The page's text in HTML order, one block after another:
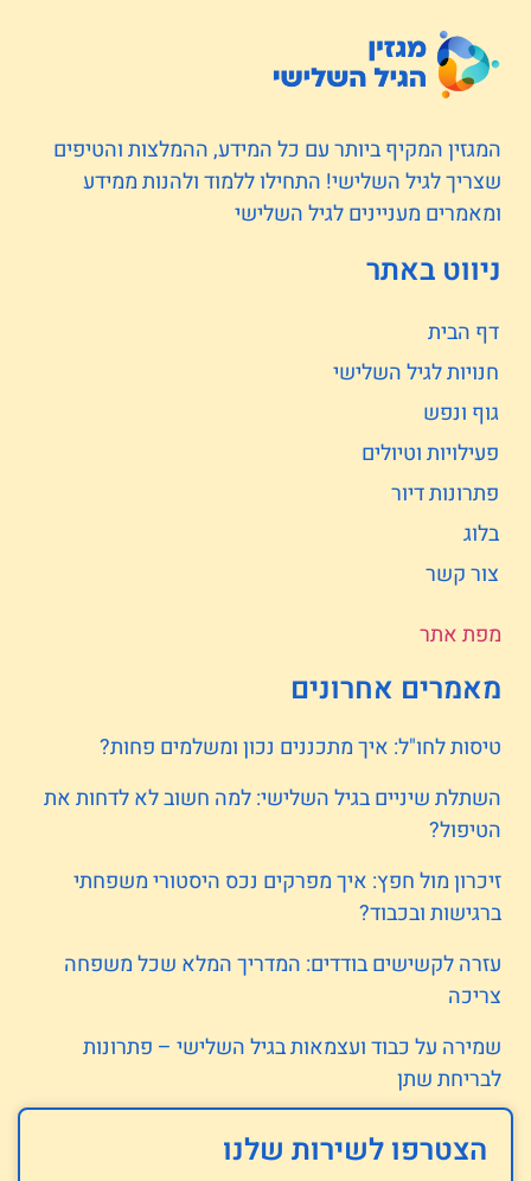
המגזין המקיף ביותר עם כל המידע, ההמלצות והטיפים
שצריך לגיל השלישי! התחילו ללמוד ולהנות ממידע
ומאמרים מעניינים לגיל השלישי
ניווט באתר
דף הבית
חנויות לגיל השלישי
גוף ונפש
פעילויות וטיולים
פתרונות דיור
בלוג
צור קשר
מפת אתר
מאמרים אחרונים
טיסות לחו"ל: איך מתכננים נכון ומשלמים פחות?
השתלת שיניים בגיל השלישי: למה חשוב לא לדחות את
הטיפול?
זיכרון מול חפץ: איך מפרקים נכס היסטורי משפחתי
ברגישות ובכבוד?
עזרה לקשישים בודדים: המדריך המלא שכל משפחה
צריכה
שמירה על כבוד ועצמאות בגיל השלישי – פתרונות
לבריחת שתן
הצטרפו לשירות שלנו